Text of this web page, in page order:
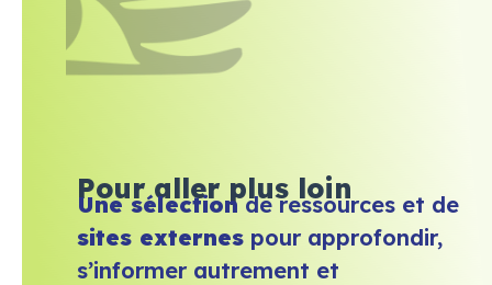
Pour aller plus loin
Une sélectionde ressources et de
sites externes pour approfondir,
s’informer autrement et